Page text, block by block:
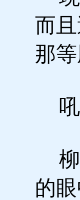
而
那
吼
柳
的